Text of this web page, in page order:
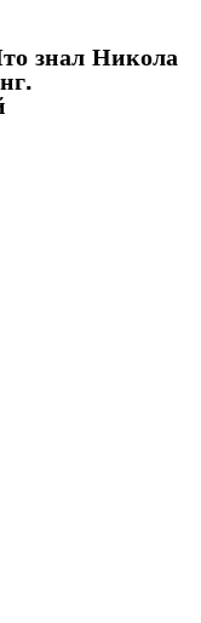
знал Никола